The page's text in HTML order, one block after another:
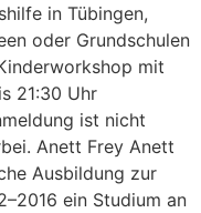
in Tübingen,
oder Grundschulen
mit
21:30 Uhr
ist nicht
Anett Frey Anett
Ausbildung zur
ein Studium an